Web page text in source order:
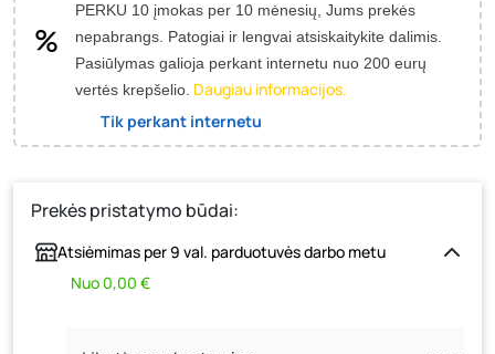
PERKU 10 įmokas per 10 mėnesių, Jums prekės
nepabrangs. Patogiai ir lengvai atsiskaitykite dalimis.
Pasiūlymas galioja perkant internetu nuo 200 eurų
vertės krepšelio. Daugiau informacijos.
Tik perkant internetu
Prekės pristatymo būdai:
Atsiėmimas per 9 val. parduotuvės darbo metu
Nuo 0,00 €